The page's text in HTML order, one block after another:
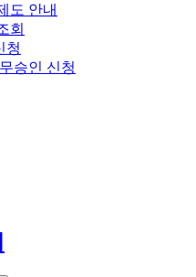
도 안내
회
청
승인 신청